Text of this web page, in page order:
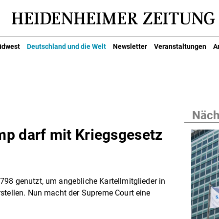
Deutschland und die Welt Newsletter Veranstaltungen
darf mit Kriegsgesetz
genutzt, um angebliche Kartellmitglieder in
Nun macht der Supreme Court eine